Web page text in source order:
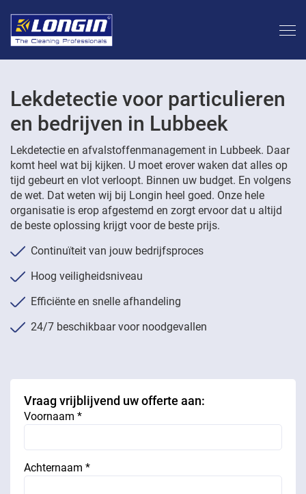
Lekdetectie voor particulieren
en bedrijven in Lubbeek
Lekdetectie en afvalstoffenmanagement in Lubbeek. Daar
komt heel wat bij kijken. U moet erover waken dat alles op
tijd gebeurt en vlot verloopt. Binnen uw budget. En volgens
de wet. Dat weten wij bij Longin heel goed. Onze hele
organisatie is erop afgestemd en zorgt ervoor dat u altijd
de beste oplossing krijgt voor de beste prijs.
Continuïteit van jouw bedrijfsproces
Hoog veiligheidsniveau
Efficiënte en snelle afhandeling
24/7 beschikbaar voor noodgevallen
Vraag vrijblijvend uw offerte aan:
Voornaam *
Achternaam *